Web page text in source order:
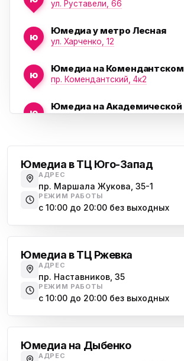
ул. Руставели, 66
ю
Юмедиа у метро Лесная
ул. Харченко, 12
ю
Юмедиа на Комендантском
пр. Комендантский, 4к2
ю
Юмедиа на Академической
Юмедиа на Наставников
пр. Наставников 35
ю
Юмедиа в ТК Юго-Запад
пр. Маршала Жукова, 35-1
Юмедиа на Космонавтов
ю ул. Белы Куна, 24к1
Юмедиа в ТЦ Юго-Запад
АДРЕС
пр. Маршала Жукова, 35-1
РЕЖИМ РАБОТЫ
с 10:00 до 20:00 без выходных
Юмедиа в ТЦ Ржевка
АДРЕС
пр. Наставников, 35
РЕЖИМ РАБОТЫ
с 10:00 до 20:00 без выходных
Юмедиа на Дыбенко
АДРЕС